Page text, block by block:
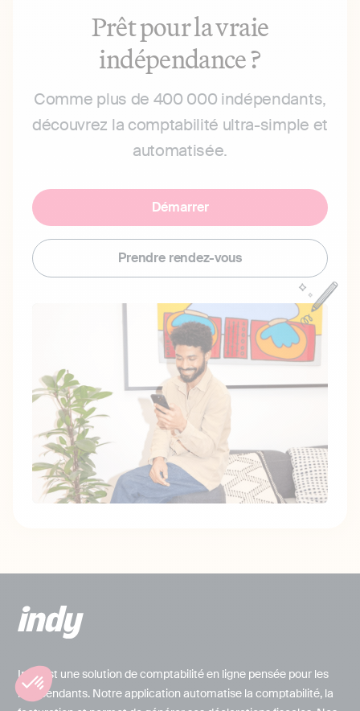
Prêt pour la vraie
indépendance ?
Comme plus de 400 000 indépendants,
découvrez la comptabilité ultra-simple et
automatisée.
Démarrer
Prendre rendez-vous
Indy est une solution de comptabilité en ligne pensée pour les
indépendants. Notre application automatise la comptabilité, la